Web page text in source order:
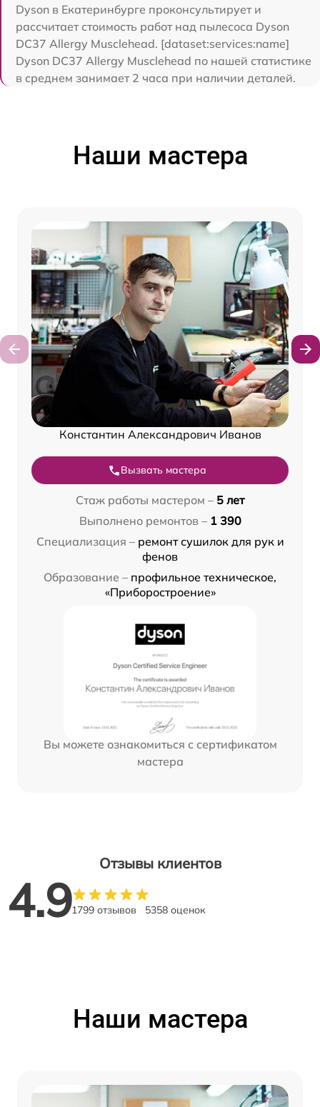
Dyson в Екатеринбурге проконсультирует и
рассчитает стоимость работ над пылесоса Dyson
DC37 Allergy Musclehead. [dataset:services:name]
Dyson DC37 Allergy Musclehead по нашей статистике
в среднем занимает 2 часа при наличии деталей.
Наши мастера
Константин Александрович Иванов
Вызвать мастера
Стаж работы мастером – 5 лет
Выполнено ремонтов – 1 390
Специализация – ремонт сушилок для рук и
фенов
Образование – профильное техническое,
«Приборостроение»
Вы можете ознакомиться с сертификатом
мастера
Отзывы клиентов
4.91799 отзывов 5358 оценок
Наши мастера